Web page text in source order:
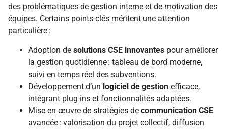
des problématiques de gestion interne et de motivation des
équipes. Certains points-clés méritent une attention
particulière :
Adoption de solutions CSE innovantes pour améliorer
la gestion quotidienne : tableau de bord moderne,
suivi en temps réel des subventions.
Développement d’un logiciel de gestion efficace,
intégrant plug-ins et fonctionnalités adaptées.
Mise en œuvre de stratégies de communication CSE
avancée : valorisation du projet collectif, diffusion